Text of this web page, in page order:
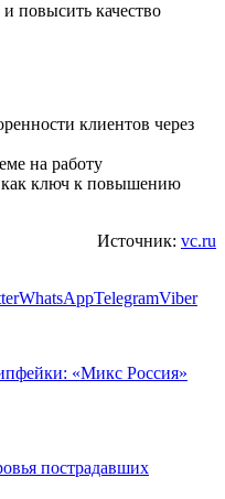
повысить качество
клиентов через
на работу
ключ к повышению
Источник: vc.ru
WhatsAppTelegramViber
«Микс Россия»
пострадавших